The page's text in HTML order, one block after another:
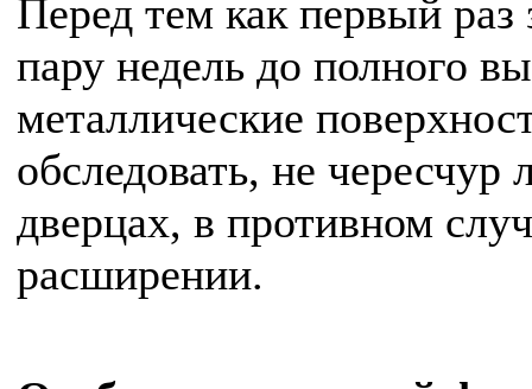
Перед тем как первый
пару недель до полного
металлические
обследовать, не чересчур
дверцах, в противном
расширении.